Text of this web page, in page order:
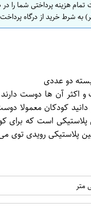
تمام هزینه پرداختی شما
به شرط خرید از درگاه
اکثر آن ها دوست
کودکان معمولا
است که برای
پلاستیکی رویدی توی